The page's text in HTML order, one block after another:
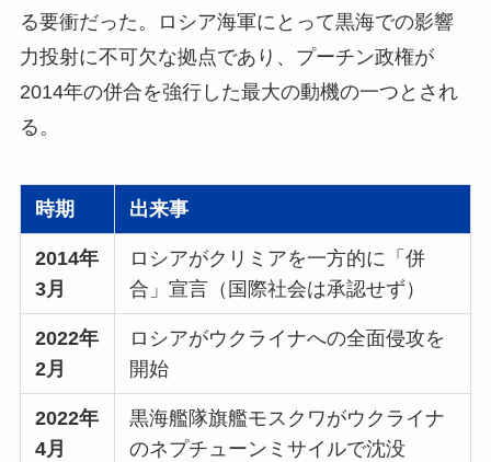
る要衝だった。ロシア海軍にとって黒海での影響
力投射に不可欠な拠点であり、プーチン政権が
2014年の併合を強行した最大の動機の一つとされ
る。
時期 出来事
2014年
3月
ロシアがクリミアを一方的に「併
合」宣言（国際社会は承認せず）
2022年
2月
ロシアがウクライナへの全面侵攻を
開始
2022年
4月
黒海艦隊旗艦モスクワがウクライナ
のネプチューンミサイルで沈没